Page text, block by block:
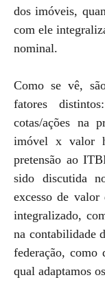
dos imóveis,
com ele
nominal.
Como se vê,
fatores
cotas/ações na
imóvel x valor
pretensão ao
sido discutida
excesso de
integralizado,
na contabilidade
federação, como
qual adaptamos